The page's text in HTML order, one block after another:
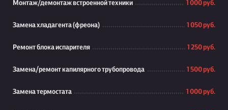
Монтаж/демонтаж встроенной техники 1 000 руб.
Замена хладагента (фреона) 1 050 руб.
Ремонт блока испарителя 1 250 руб.
Замена/ремонт капилярного трубопровода 1 500 руб.
Замена термостата 1 000 руб.